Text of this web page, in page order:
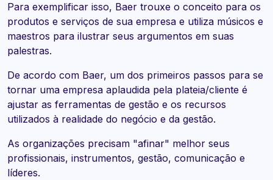
Para exemplificar isso, Baer trouxe o conceito para os
produtos e serviços de sua empresa e utiliza músicos e
maestros para ilustrar seus argumentos em suas
palestras.
De acordo com Baer, um dos primeiros passos para se
tornar uma empresa aplaudida pela plateia/cliente é
ajustar as ferramentas de gestão e os recursos
utilizados à realidade do negócio e da gestão.
As organizações precisam "afinar" melhor seus
profissionais, instrumentos, gestão, comunicação e
líderes.